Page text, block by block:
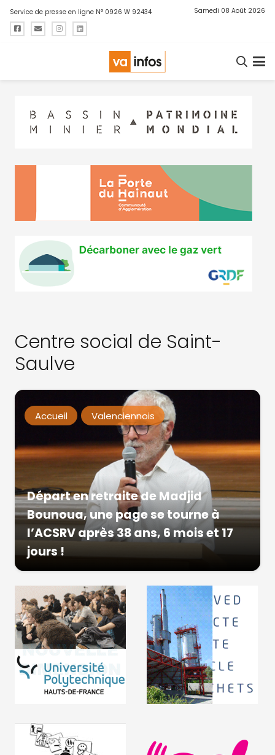
Service de presse en ligne N° 0926 W 92434 Samedi 08 Août 2026
Centre social de Saint-
Saulve
Accueil Valenciennois
Départ en retraite de Madjid
Bounoua, une page se tourne à
l’ACSRV après 38 ans, 6 mois et 17
jours !